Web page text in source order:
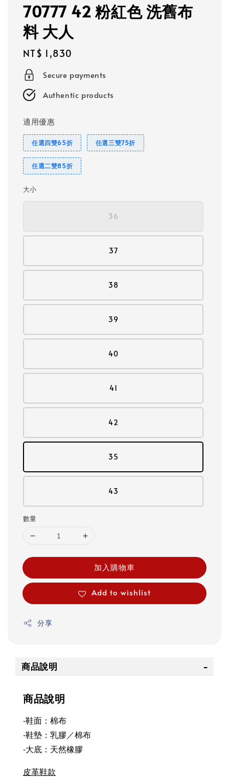
70777 42 粉紅色 洗舊布
料 大人
Regular
price
NT$ 1,830
Secure payments
Authentic products
適用優惠
任選四雙65折 任選三雙75折
任選二雙85折
大小
36
37
38
39
40
41
42
35
43
數量
加入購物車
Add to wishlist
分享
商品說明
商品說明
-鞋面：棉布
-鞋墊：乳膠／棉布
-大底：天然橡膠
皮革鞋款